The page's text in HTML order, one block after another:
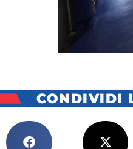
CONDIVIDI